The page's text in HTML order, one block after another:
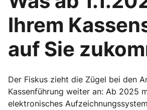
Ihrem
auf Sie
Der Fiskus zieht die Zügel bei den
Kassenführung weiter an: Ab 2025
elektronisches